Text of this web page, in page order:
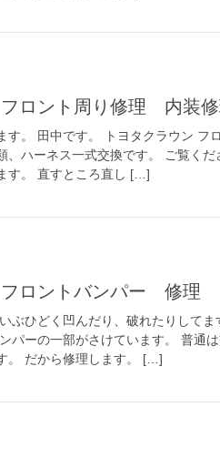
ロント周り修理 内装修
す。 田中です。 トヨタクラウン フ
、ハーネス一式交換です。 ご覧く
す。 直すところ直し […]
ロントバンパー 修理
ぶひどく凹んだり、破れたりして
パーの一部がさけています。 普通
。 だから修理します。 […]